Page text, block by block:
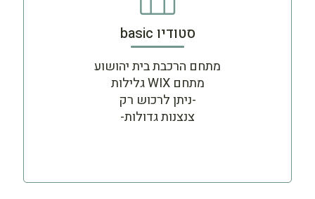
סטודיו basic
מתחם הרכבת בית יהושוע
מתחם WIX גלילות
-ניתן לרכוש רק
צנצנות גדולות-